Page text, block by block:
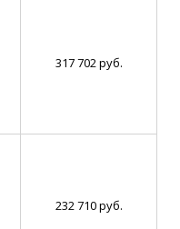
317 702 руб.
232 710 руб.